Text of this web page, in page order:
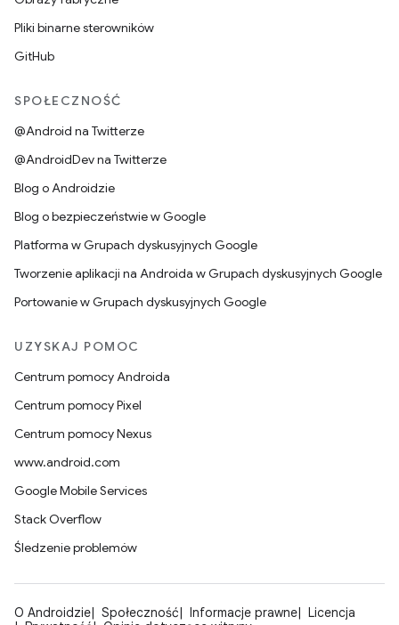
Pliki binarne sterowników
GitHub
SPOŁECZNOŚĆ
@Android na Twitterze
@AndroidDev na Twitterze
Blog o Androidzie
Blog o bezpieczeństwie w Google
Platforma w Grupach dyskusyjnych Google
Tworzenie aplikacji na Androida w Grupach dyskusyjnych Google
Portowanie w Grupach dyskusyjnych Google
UZYSKAJ POMOC
Centrum pomocy Androida
Centrum pomocy Pixel
Centrum pomocy Nexus
www.android.com
Google Mobile Services
Stack Overflow
Śledzenie problemów
O Androidzie Społeczność Informacje prawne
Licencja